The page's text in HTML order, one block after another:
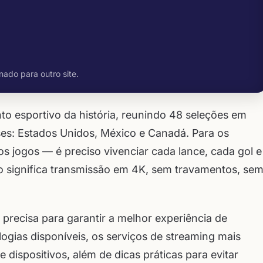
para outro site.
esportivo da história, reunindo 48 seleções em
Estados Unidos, México e Canadá. Para os
jogos — é preciso vivenciar cada lance, cada gol e
transmissão em 4K, sem travamentos, sem
para garantir a melhor experiência de
disponíveis, os serviços de streaming mais
dispositivos, além de dicas práticas para evitar